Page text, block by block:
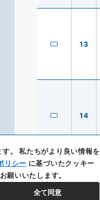
13
14
す。私たちがより良い情報を
リシー に基づいたクッキー
願いいたします。
全て同意